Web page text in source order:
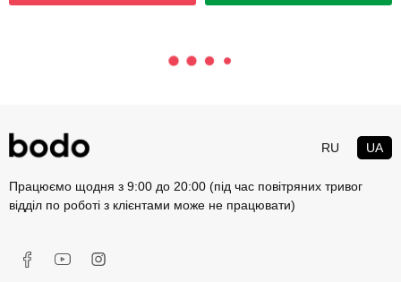
RU UA
Працюємо щодня з 9:00 до 20:00 (під час повітряних тривог
відділ по роботі з клієнтами може не працювати)